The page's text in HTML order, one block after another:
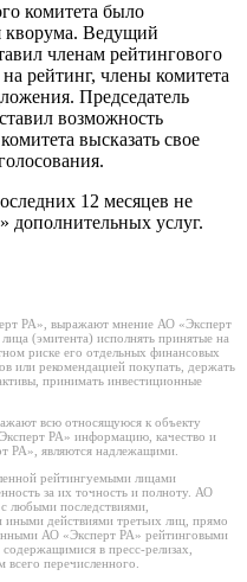
комитета было
кворума. Ведущий
членам рейтингового
рейтинг, члены комитета
Председатель
возможность
высказать свое
12 месяцев не
дополнительных услуг.
РА», выражают мнение АО «Эксперт
(эмитента) исполнять принятые на
риске его отдельных финансовых
или рекомендацией покупать, держать
принимать инвестиционные
всю относящуюся к объекту
РА» информацию, качество и
РА», являются надлежащими.
рейтингуемыми лицами
за их точность и полноту. АО
с любыми последствиями,
действиями третьих лиц, прямо
АО «Эксперт РА» рейтинговыми
в пресс-релизах,
перечисленного.